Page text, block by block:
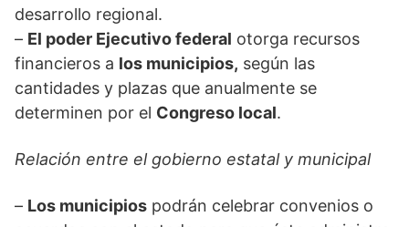
desarrollo regional.
– El poder Ejecutivo federal otorga recursos
financieros a los municipios, según las
cantidades y plazas que anualmente se
determinen por el Congreso local.
Relación entre el gobierno estatal y municipal
– Los municipios podrán celebrar convenios o